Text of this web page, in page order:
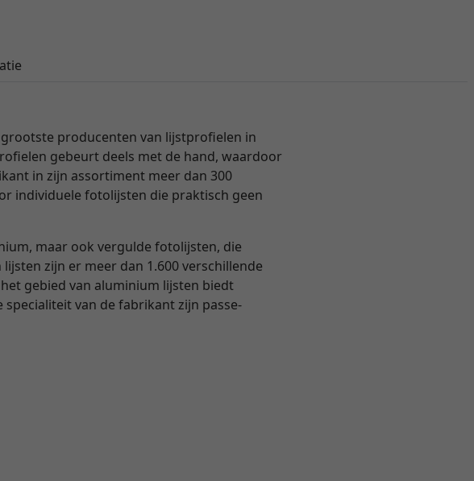
producenten van lijstprofielen in
gebeurt deels met de hand, waardoor
in zijn assortiment meer dan 300
individuele fotolijsten die praktisch geen
maar ook vergulde fotolijsten, die
zijn er meer dan 1.600 verschillende
gebied van aluminium lijsten biedt
specialiteit van de fabrikant zijn passe-